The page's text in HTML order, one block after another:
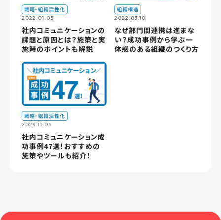
戦略・組織活性化
2022.01.05
社内コミュニケーションの
課題と原因とは？施策と実
施時のポイントも解説
組織構造
2022.03.10
なぜ部門間連携は進まな
い？成功事例から学ぶ一
体感のある組織のつくり方
戦略・組織活性化
2024.11.05
社内コミュニケーション成
功事例47選！おすすめの
施策やツールも紹介！